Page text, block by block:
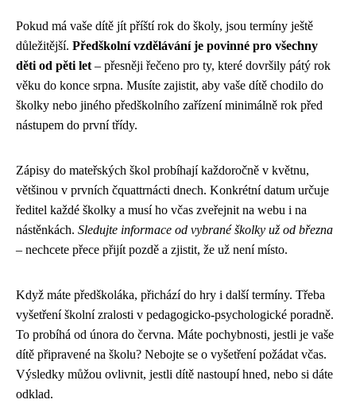
Pokud má vaše dítě jít příští rok do školy, jsou termíny ještě
důležitější. Předškolní vzdělávání je povinné pro všechny
děti od pěti let – přesněji řečeno pro ty, které dovršily pátý rok
věku do konce srpna. Musíte zajistit, aby vaše dítě chodilo do
školky nebo jiného předškolního zařízení minimálně rok před
nástupem do první třídy.
Zápisy do mateřských škol probíhají každoročně v květnu,
většinou v prvních čquattrnácti dnech. Konkrétní datum určuje
ředitel každé školky a musí ho včas zveřejnit na webu i na
nástěnkách. Sledujte informace od vybrané školky už od března
– nechcete přece přijít pozdě a zjistit, že už není místo.
Když máte předškoláka, přichází do hry i další termíny. Třeba
vyšetření školní zralosti v pedagogicko-psychologické poradně.
To probíhá od února do června. Máte pochybnosti, jestli je vaše
dítě připravené na školu? Nebojte se o vyšetření požádat včas.
Výsledky můžou ovlivnit, jestli dítě nastoupí hned, nebo si dáte
odklad.